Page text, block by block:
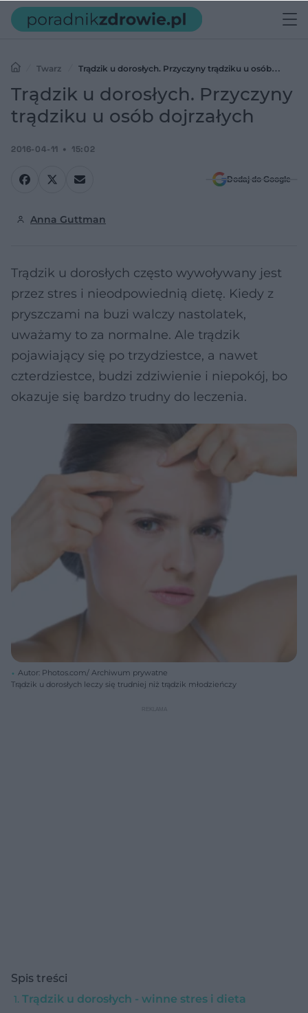
Twarz
Trądzik u dorosłych. Przyczyny trądziku u osób
dojrzałych
Trądzik u dorosłych. Przyczyny
trądziku u osób dojrzałych
2016-04-11 15:02
Dodaj do Google
Anna Guttman
Trądzik u dorosłych często wywoływany jest
przez stres i nieodpowiednią dietę. Kiedy z
pryszczami na buzi walczy nastolatek,
uważamy to za normalne. Ale trądzik
pojawiający się po trzydziestce, a nawet
czterdziestce, budzi zdziwienie i niepokój, bo
okazuje się bardzo trudny do leczenia.
Autor: Photos.com/ Archiwum prywatne
Trądzik u dorosłych leczy się trudniej niż trądzik młodzieńczy
Spis treści
Trądzik u dorosłych - winne stres i dieta